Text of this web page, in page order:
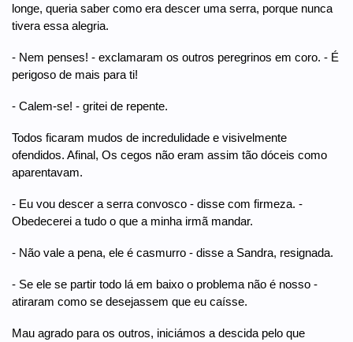
longe, queria saber como era descer uma serra, porque nunca
tivera essa alegria.
- Nem penses! - exclamaram os outros peregrinos em coro. - É
perigoso de mais para ti!
- Calem-se! - gritei de repente.
Todos ficaram mudos de incredulidade e visivelmente
ofendidos. Afinal, Os cegos não eram assim tão dóceis como
aparentavam.
- Eu vou descer a serra convosco - disse com firmeza. -
Obedecerei a tudo o que a minha irmã mandar.
- Não vale a pena, ele é casmurro - disse a Sandra, resignada.
- Se ele se partir todo lá em baixo o problema não é nosso -
atiraram como se desejassem que eu caísse.
Mau agrado para os outros, iniciámos a descida pelo que